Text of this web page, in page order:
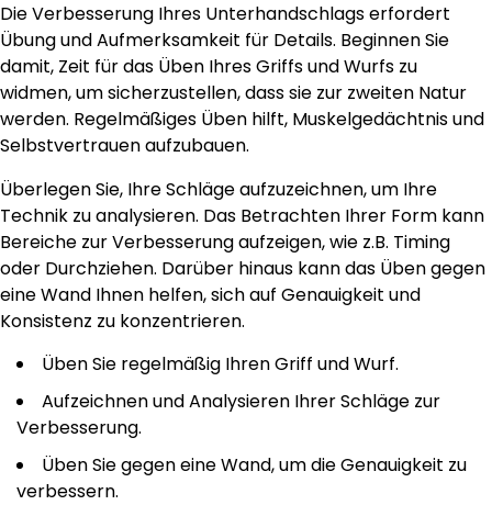
Die Verbesserung Ihres Unterhandschlags erfordert
Übung und Aufmerksamkeit für Details. Beginnen Sie
damit, Zeit für das Üben Ihres Griffs und Wurfs zu
widmen, um sicherzustellen, dass sie zur zweiten Natur
werden. Regelmäßiges Üben hilft, Muskelgedächtnis und
Selbstvertrauen aufzubauen.
Überlegen Sie, Ihre Schläge aufzuzeichnen, um Ihre
Technik zu analysieren. Das Betrachten Ihrer Form kann
Bereiche zur Verbesserung aufzeigen, wie z.B. Timing
oder Durchziehen. Darüber hinaus kann das Üben gegen
eine Wand Ihnen helfen, sich auf Genauigkeit und
Konsistenz zu konzentrieren.
Üben Sie regelmäßig Ihren Griff und Wurf.
Aufzeichnen und Analysieren Ihrer Schläge zur
Verbesserung.
Üben Sie gegen eine Wand, um die Genauigkeit zu
verbessern.